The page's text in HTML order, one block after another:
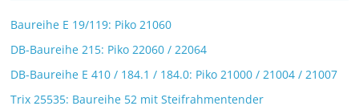
Baureihe E 19/119: Piko 21060
DB-Baureihe 215: Piko 22060 / 22064
DB-Baureihe E 410 / 184.1 / 184.0: Piko 21000 / 21004 / 21007
Trix 25535: Baureihe 52 mit Steifrahmentender